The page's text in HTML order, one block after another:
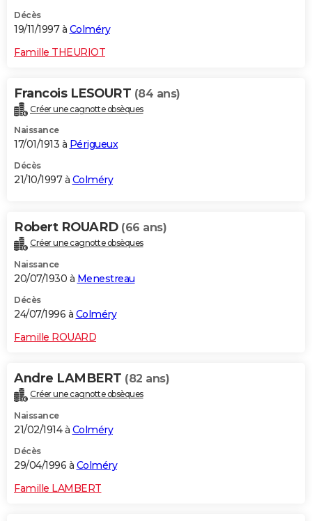
Décès
19/11/1997 à Colméry
Famille THEURIOT
Francois LESOURT (84 ans)
Créer une cagnotte obsèques
Naissance
17/01/1913 à Périgueux
Décès
21/10/1997 à Colméry
Robert ROUARD (66 ans)
Créer une cagnotte obsèques
Naissance
20/07/1930 à Menestreau
Décès
24/07/1996 à Colméry
Famille ROUARD
Andre LAMBERT (82 ans)
Créer une cagnotte obsèques
Naissance
21/02/1914 à Colméry
Décès
29/04/1996 à Colméry
Famille LAMBERT